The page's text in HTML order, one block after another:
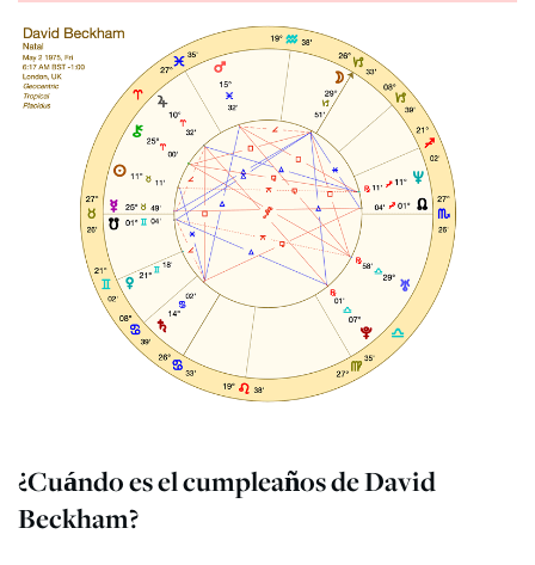
¿Cuándo es el cumpleaños de David
Beckham?